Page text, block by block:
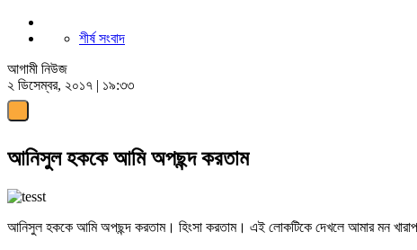
শীর্ষ সংবাদ
আগামী নিউজ
২ ডিসেম্বর, ২০১৭ | ১৯:৩৩
আনিসুল হককে আমি অপছন্দ করতাম
আনিসুল হককে আমি অপছন্দ করতাম। হিংসা করতাম। এই লোকটিকে দেখলে আমার মন